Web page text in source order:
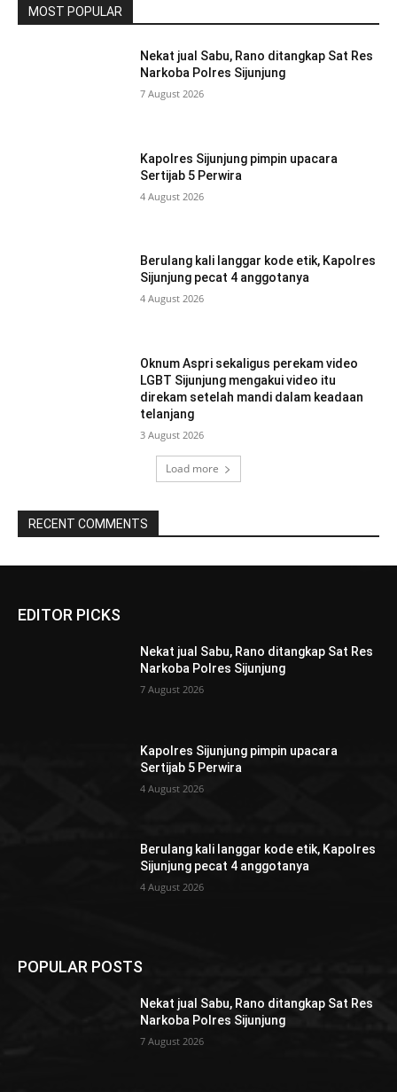
MOST POPULAR
Nekat jual Sabu, Rano ditangkap Sat Res
Narkoba Polres Sijunjung
7 August 2026
Kapolres Sijunjung pimpin upacara
Sertijab 5 Perwira
4 August 2026
Berulang kali langgar kode etik, Kapolres
Sijunjung pecat 4 anggotanya
4 August 2026
Oknum Aspri sekaligus perekam video
LGBT Sijunjung mengakui video itu
direkam setelah mandi dalam keadaan
telanjang
3 August 2026
Load more
RECENT COMMENTS
EDITOR PICKS
Nekat jual Sabu, Rano ditangkap Sat Res
Narkoba Polres Sijunjung
7 August 2026
Kapolres Sijunjung pimpin upacara
Sertijab 5 Perwira
4 August 2026
Berulang kali langgar kode etik, Kapolres
Sijunjung pecat 4 anggotanya
4 August 2026
POPULAR POSTS
Nekat jual Sabu, Rano ditangkap Sat Res
Narkoba Polres Sijunjung
7 August 2026